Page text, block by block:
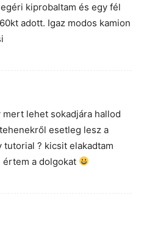
kiprobaltam és egy fél
adott. Igaz modos kamion
mert lehet sokadjára hallod
esetleg lesz a
tutorial ? kicsit elakadtam
értem a dolgokat